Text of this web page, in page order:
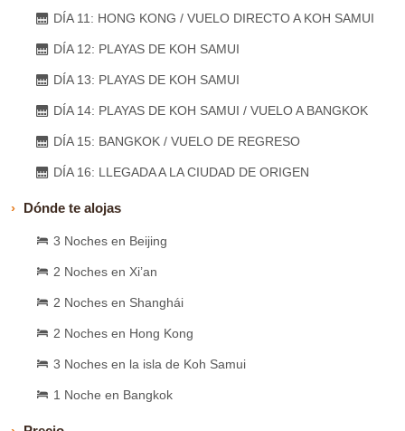
DÍA 11: HONG KONG / VUELO DIRECTO A KOH SAMUI
DÍA 12: PLAYAS DE KOH SAMUI
DÍA 13: PLAYAS DE KOH SAMUI
DÍA 14: PLAYAS DE KOH SAMUI / VUELO A BANGKOK
DÍA 15: BANGKOK / VUELO DE REGRESO
DÍA 16: LLEGADA A LA CIUDAD DE ORIGEN
Dónde te alojas
3 Noches en Beijing
2 Noches en Xi’an
2 Noches en Shanghái
2 Noches en Hong Kong
3 Noches en la isla de Koh Samui
1 Noche en Bangkok